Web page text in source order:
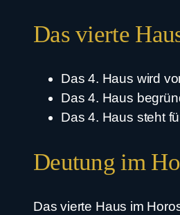
Das vierte
Das 4. Haus wird
Das 4. Haus
Das 4. Haus steht
Deutung im
Das vierte Haus im